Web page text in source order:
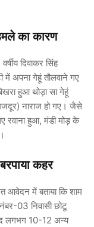
का कारण
दिवाकर सिंह
में अपना गेहूं तौलवाने गए
हुआ थोड़ा सा गेहूं
नाराज हो गए। जैसे
रवाना हुआ, मंडी मोड़ के
कहर
आवेदन में बताया कि शाम
03 निवासी छोटू
लगभग 10-12 अन्य